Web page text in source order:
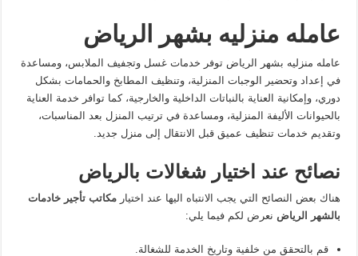
عامله منزليه بشهر الرياض
عامله منزليه بشهر الرياض توفر خدمات غسل وتجفيف الملابس، ومساعدة
في إعداد وتحضير الوجبات المنزلية، وتنظيف المطابخ والحمامات بشكل
دوري، وإمكانية العناية بالنباتات الداخلية والخارجية، كما توافر خدمة العناية
بالحيوانات الأليفة المنزلية، ومساعدة في ترتيب المنزل بعد المناسبات،
وتقديم خدمات تنظيف عميق قبل الانتقال إلى منزل جديد.
نصائح عند اختيار شغالات بالرياض
هناك بعض النصائح التي يجب الانتباه اليها عند اختيارمكاتب تأجير خادمات
بالشهر الرياض نعرض لكم فيما يلي:
قم بالتحقق من خلفية وتاريخ الخدمة للشغالة.